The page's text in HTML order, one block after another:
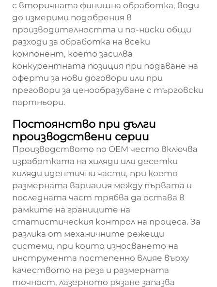
с вторичната финишна обработка, води
до измерими подобрения в
производителността и по-ниски общи
разходи за обработка на всеки
компонент, което засилва
конкурентната позиция при подаване на
оферти за нови договори или при
преговори за ценообразуване с търговски
партньори.
Постоянство при дълги
производствени серии
Производството по OEM често включва
изработката на хиляди или десетки
хиляди идентични части, при което
размерната вариация между първата и
последната част трябва да остава в
рамките на границите на
статистическия контрол на процеса. За
разлика от механичните режещи
системи, при които износването на
инструмента постепенно влияе върху
качеството на реза и размерната
точност, лазерното рязане запазва